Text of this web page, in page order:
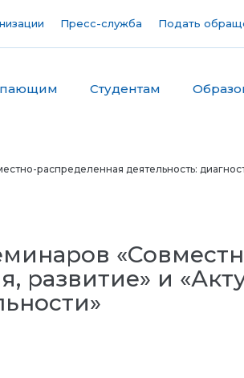
Пресс-служба Подать
Студентам
распределенная деятельность:
развитие» и